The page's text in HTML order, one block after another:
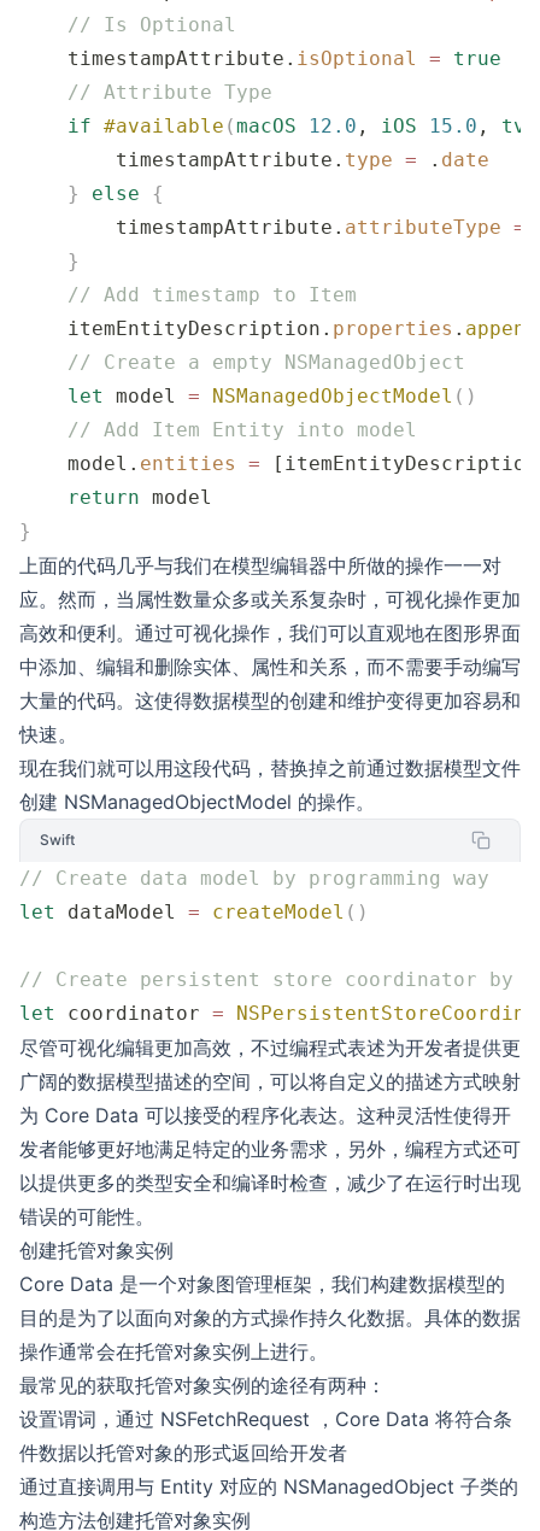
    // Is Optional
    timestampAttribute.
isOptional = true
    // Attribute Type
    if
#available (macOS 12.0 , iOS 15.0 ,
        timestampAttribute.
type = . date
    }
else {
        timestampAttribute.
attributeType =
    }
    // Add timestamp to Item
    itemEntityDescription.
properties . append
    // Create a empty NSManagedObject
    let
model = NSManagedObjectModel ()
    // Add Item Entity into model
    model.
entities =
    return
model
}
上面的代码几乎与我们在模型编辑器中所做的操作一一对
应。然而，当属性数量众多或关系复杂时，可视化操作更加
高效和便利。通过可视化操作，我们可以直观地在图形界面
中添加、编辑和删除实体、属性和关系，而不需要手动编写
大量的代码。这使得数据模型的创建和维护变得更加容易和
快速。
现在我们就可以用这段代码，替换掉之前通过数据模型文件
创建 NSManagedObjectModel 的操作。
Swift
// Create data model by programming way
let
dataModel = createModel ()
// Create persistent store coordinator by
let
coordinator =
尽管可视化编辑更加高效，不过编程式表述为开发者提供更
广阔的数据模型描述的空间，可以将自定义的描述方式映射
为 Core Data 可以接受的程序化表达。这种灵活性使得开
发者能够更好地满足特定的业务需求，另外，编程方式还可
以提供更多的类型安全和编译时检查，减少了在运行时出现
错误的可能性。
创建托管对象实例
Core Data 是一个对象图管理框架，我们构建数据模型的
目的是为了以面向对象的方式操作持久化数据。具体的数据
操作通常会在托管对象实例上进行。
最常见的获取托管对象实例的途径有两种：
设置谓词，通过 NSFetchRequest ，Core Data 将符合条
件数据以托管对象的形式返回给开发者
通过直接调用与 Entity 对应的 NSManagedObject 子类的
构造方法创建托管对象实例